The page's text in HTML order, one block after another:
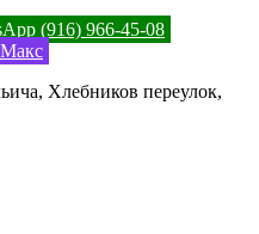
(916) 966-45-08
Макс
Хлебников переулок,